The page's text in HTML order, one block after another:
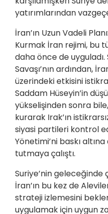
yatırımlarından
İran’ın Uzun Vadeli
Kurmak İran rejimi, bu
daha önce de
Savaşı’nın ardından,
üzerindeki etkisini
Saddam Hüseyin’in
yükselişinden sonra
kurarak Irak’ın
siyasi partileri kontrol
Yönetimi’ni baskı
tutmaya çalıştı.
Suriye’nin geleceğinde
İran’ın bu kez de
strateji izlemesini
uygulamak için uygun